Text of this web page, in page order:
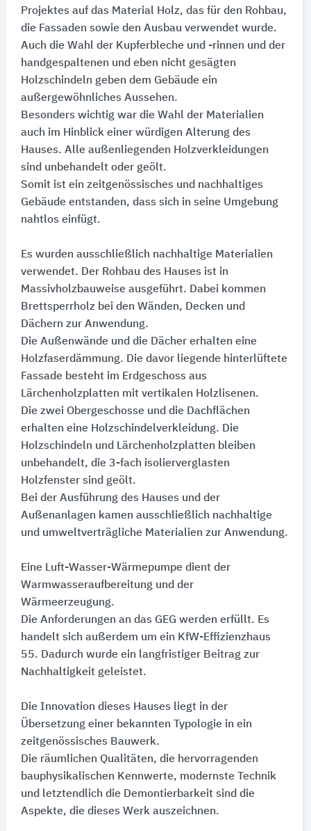
Projektes auf das Material Holz, das für den Rohbau,
die Fassaden sowie den Ausbau verwendet wurde.
Auch die Wahl der Kupferbleche und -rinnen und der
handgespaltenen und eben nicht gesägten
Holzschindeln geben dem Gebäude ein
außergewöhnliches Aussehen.
Besonders wichtig war die Wahl der Materialien
auch im Hinblick einer würdigen Alterung des
Hauses. Alle außenliegenden Holzverkleidungen
sind unbehandelt oder geölt.
Somit ist ein zeitgenössisches und nachhaltiges
Gebäude entstanden, dass sich in seine Umgebung
nahtlos einfügt.
Es wurden ausschließlich nachhaltige Materialien
verwendet. Der Rohbau des Hauses ist in
Massivholzbauweise ausgeführt. Dabei kommen
Brettsperrholz bei den Wänden, Decken und
Dächern zur Anwendung.
Die Außenwände und die Dächer erhalten eine
Holzfaserdämmung. Die davor liegende hinterlüftete
Fassade besteht im Erdgeschoss aus
Lärchenholzplatten mit vertikalen Holzlisenen.
Die zwei Obergeschosse und die Dachflächen
erhalten eine Holzschindelverkleidung. Die
Holzschindeln und Lärchenholzplatten bleiben
unbehandelt, die 3-fach isolierverglasten
Holzfenster sind geölt.
Bei der Ausführung des Hauses und der
Außenanlagen kamen ausschließlich nachhaltige
und umweltverträgliche Materialien zur Anwendung.
Eine Luft-Wasser-Wärmepumpe dient der
Warmwasseraufbereitung und der
Wärmeerzeugung.
Die Anforderungen an das GEG werden erfüllt. Es
handelt sich außerdem um ein KfW-Effizienzhaus
55. Dadurch wurde ein langfristiger Beitrag zur
Nachhaltigkeit geleistet.
Die Innovation dieses Hauses liegt in der
Übersetzung einer bekannten Typologie in ein
zeitgenössisches Bauwerk.
Die räumlichen Qualitäten, die hervorragenden
bauphysikalischen Kennwerte, modernste Technik
und letztendlich die Demontierbarkeit sind die
Aspekte, die dieses Werk auszeichnen.